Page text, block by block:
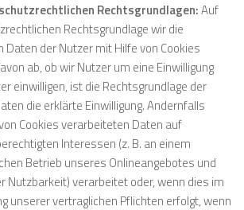
Rechtsgrundlagen:Auf
Rechtsgrundlage wir die
Daten der Nutzer mit Hilfe von Cookies
ab, ob wir Nutzer um eine Einwilligung
einwilligen, ist die Rechtsgrundlage der
die erklärte Einwilligung. Andernfalls
Cookies verarbeiteten Daten auf
Interessen (z. B. an einem
Betrieb unseres Onlineangebotes und
Nutzbarkeit) verarbeitet oder, wenn dies im
unserer vertraglichen Pflichten erfolgt, wenn